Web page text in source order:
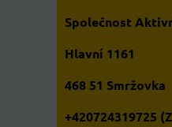
Společnost
Hlavní 1161
468 51 Smržovka
+420724319725